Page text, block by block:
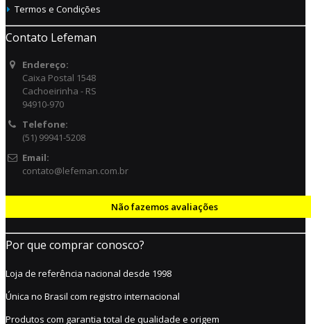
Termos e Condições
Contato Lefeman
Endereço:
Caixa Postal 1548
Cachoeirinha - RS
94910-970
Telefone:
(51) 99941-5208
Email:
contato@lefeman.com.br
Não fazemos avaliações
Por que comprar conosco?
Loja de referência nacional desde 1998
Única no Brasil com registro internacional
Produtos com garantia total de qualidade e origem